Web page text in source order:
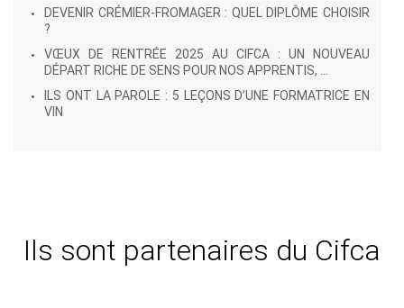
DEVENIR CRÉMIER-FROMAGER : QUEL DIPLÔME CHOISIR
?
VŒUX DE RENTRÉE 2025 AU CIFCA : UN NOUVEAU
DÉPART RICHE DE SENS POUR NOS APPRENTIS, ...
ILS ONT LA PAROLE : 5 LEÇONS D’UNE FORMATRICE EN
VIN
Ils sont partenaires du Cifca